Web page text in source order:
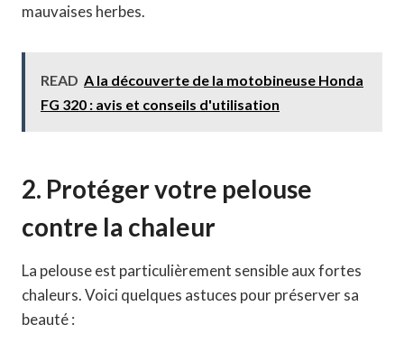
mauvaises herbes.
READ A la découverte de la motobineuse Honda
FG 320 : avis et conseils d'utilisation
2. Protéger votre pelouse
contre la chaleur
La pelouse est particulièrement sensible aux fortes
chaleurs. Voici quelques astuces pour préserver sa
beauté :